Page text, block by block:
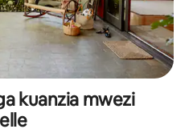
kuanzia mwezi